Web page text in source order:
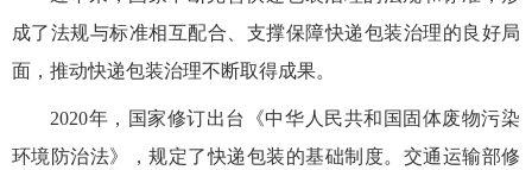
成了法规与标准相互配合、支撑保障快递包装治理的良好局
面，推动快递包装治理不断取得成果。
2020年，国家修订出台《中华人民共和国固体废物污染
环境防治法》，规定了快递包装的基础制度。交通运输部修